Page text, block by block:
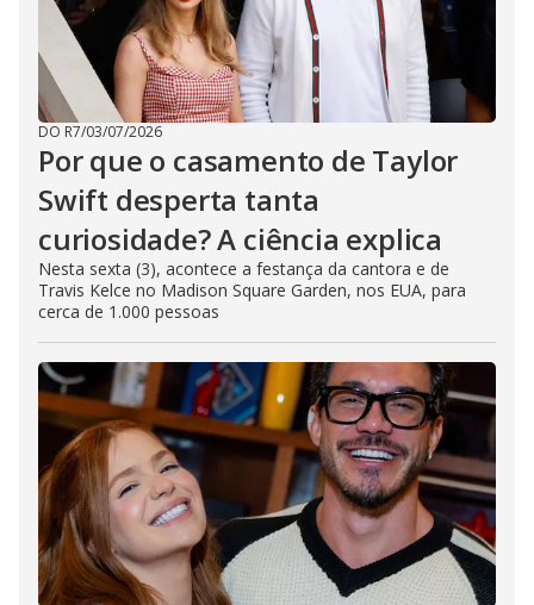
DO R7/03/07/2026
Por que o casamento de Taylor
Swift desperta tanta
curiosidade? A ciência explica
Nesta sexta (3), acontece a festança da cantora e de
Travis Kelce no Madison Square Garden, nos EUA, para
cerca de 1.000 pessoas